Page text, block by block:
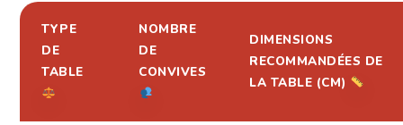
TYPE
DE
TABLE
NOMBRE
DE
CONVIVES
DIMENSIONS
RECOMMANDÉES DE
LA TABLE (CM)